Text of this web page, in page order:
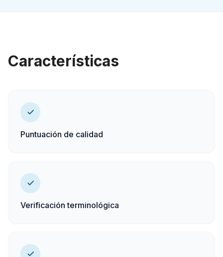
Características
Puntuación de calidad
Verificación terminológica